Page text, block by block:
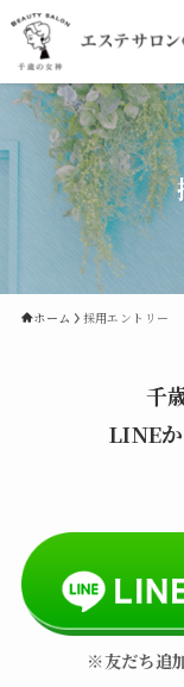
ホーム 採用エントリー
千
LINEか
※友だち追